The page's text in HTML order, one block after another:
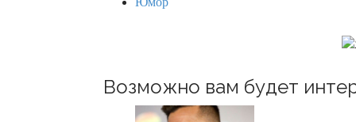
o
Возможно вам будет